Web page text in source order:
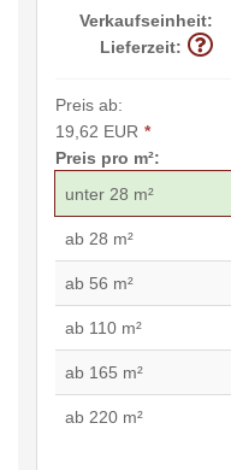
Verkaufseinheit:
Lieferzeit:
Preis ab:
19,62 EUR *
Preis pro m²:
unter 28 m²
ab 28 m²
ab 56 m²
ab 110 m²
ab 165 m²
ab 220 m²